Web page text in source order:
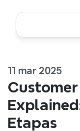
11 mar 2025
Etapas